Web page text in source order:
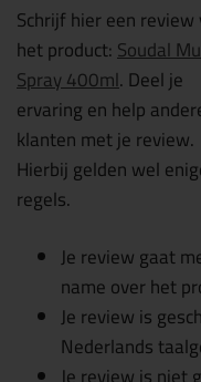
Schrijf hier een review
het product:Soudal
Spray 400ml. Deel je
ervaring en help
klanten met je review.
Hierbij gelden wel
regels.
Je review gaat
name over het
Je review is
Nederlands